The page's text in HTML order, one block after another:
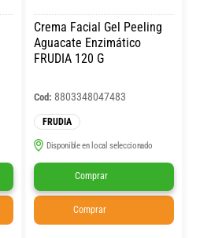
Crema Facial Gel Peeling
Aguacate Enzimático
FRUDIA 120 G
Cod: 8803348047483
FRUDIA
Disponible en local seleccionado
Comprar
Comprar